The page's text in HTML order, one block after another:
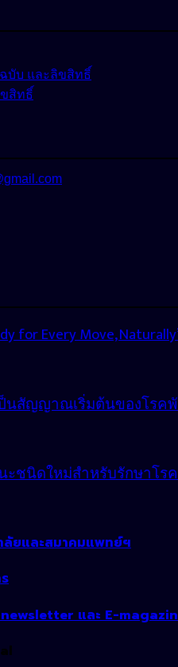
บับ และลิขสิทธิ์
สิทธิ์
for Every Move,
เป็นสัญญาณเริ่มต้นของ
ชนิดใหม่สำหรับรักษาโร
ลัยและสมาคมแพทย์ฯ
และ E-